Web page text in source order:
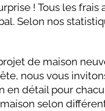
! Tous les
Selon nos
de maison
nous vous
en détail pour
selon